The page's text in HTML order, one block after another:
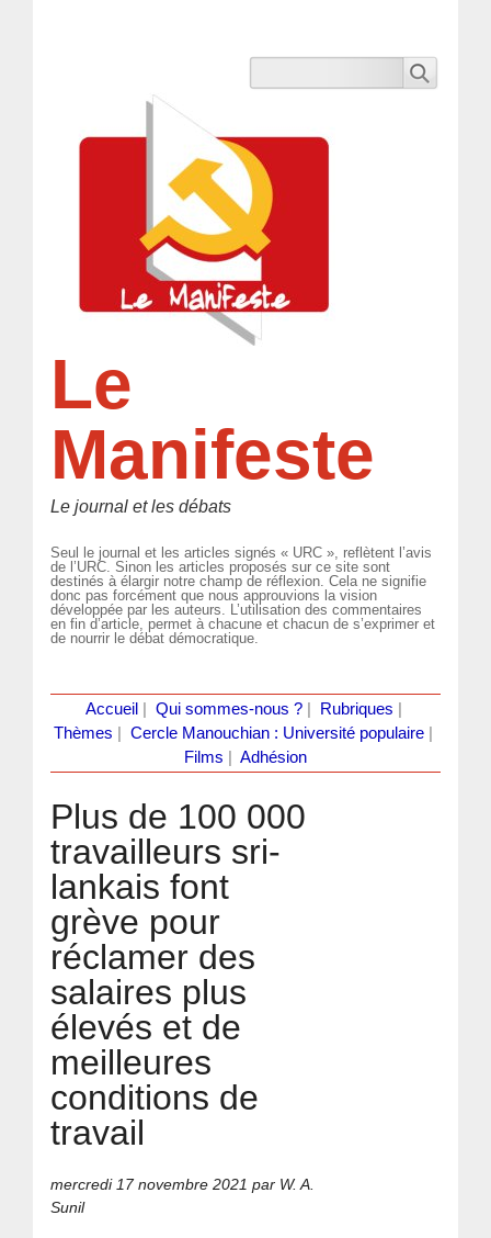
Le
Manifeste
Le journal et les débats
Seul le journal et les articles signés « URC », reflètent l’avis
de l’URC. Sinon les articles proposés sur ce site sont
destinés à élargir notre champ de réflexion. Cela ne signifie
donc pas forcément que nous approuvions la vision
développée par les auteurs. L’utilisation des commentaires
en fin d’article, permet à chacune et chacun de s’exprimer et
de nourrir le débat démocratique.
Accueil Qui sommes-nous ?| Rubriques
Thèmes
Cercle Manouchian : Université populaire
Films
Adhésion
Plus de 100 000
travailleurs sri-
lankais font
grève pour
réclamer des
salaires plus
élevés et de
meilleures
conditions de
travail
mercredi 17 novembre 2021 par W. A.
Sunil